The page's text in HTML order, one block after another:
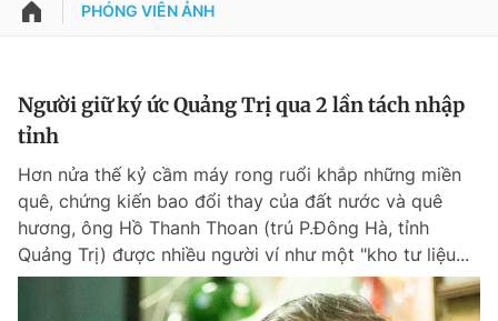
QUẢNG CÁO
Chuyên mục khác
Chào ngày mới Tin 24h
Thông tin tài khoản
Tin đã lưu
Tin đã xem
Đăng xuất
PHÓNG VIÊN ẢNH
Người giữ ký ức Quảng Trị qua 2 lần tách nhập
tỉnh
Hơn nửa thế kỷ cầm máy rong ruổi khắp những miền
quê, chứng kiến bao đổi thay của đất nước và quê
hương, ông Hồ Thanh Thoan (trú P.Đông Hà, tỉnh
Quảng Trị) được nhiều người ví như một "kho tư liệu...